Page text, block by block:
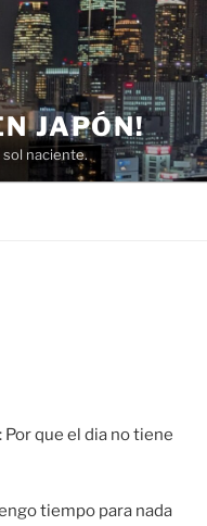
JAPÓN!
naciente.
que el dia no tiene
tiempo para nada